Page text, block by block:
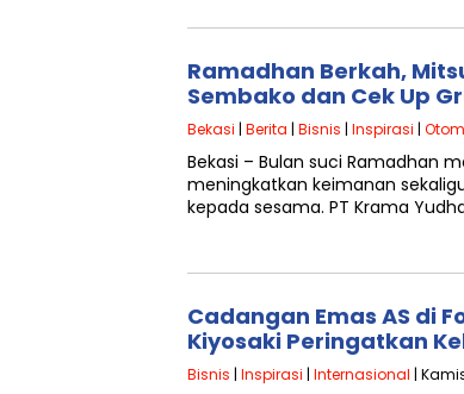
Ramadhan Berkah,
Sembako dan Cek Up
Bekasi | Berita | Bisnis | Inspirasi |
Bekasi – Bulan suci Ramadhan
meningkatkan keimanan
kepada sesama. PT Krama
Cadangan Emas AS di
Kiyosaki Peringatkan
Bisnis | Inspirasi | Internasional |